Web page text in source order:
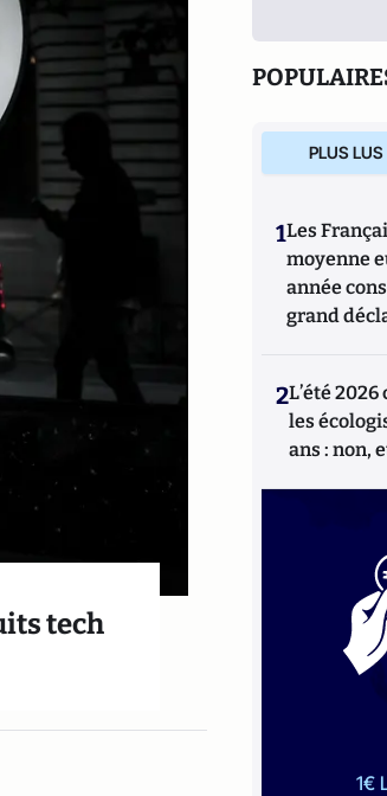
tech
PLUS LUS
1Les
moyenne
année
grand
2L’été
les
ans : non,
1€